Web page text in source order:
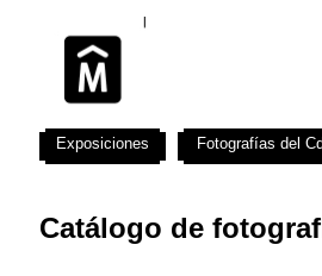
Catálogo de
Exposiciones Fotografías del